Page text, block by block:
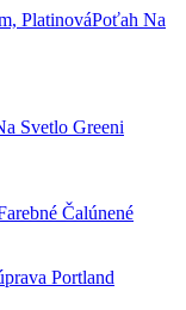
Poťah Na
Svetlo Greeni
Čalúnené
Portland